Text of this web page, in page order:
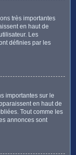
très importantes
en haut de
Les
définies par les
importantes sur le
en haut de
Tout comme les
annonces sont